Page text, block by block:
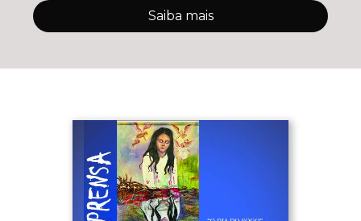
Saiba mais